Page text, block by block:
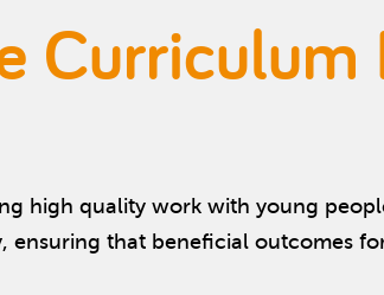
Curriculum
high quality work with young
ensuring that beneficial outcomes